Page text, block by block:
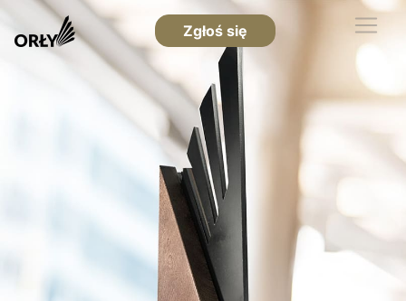
Zgłoś się